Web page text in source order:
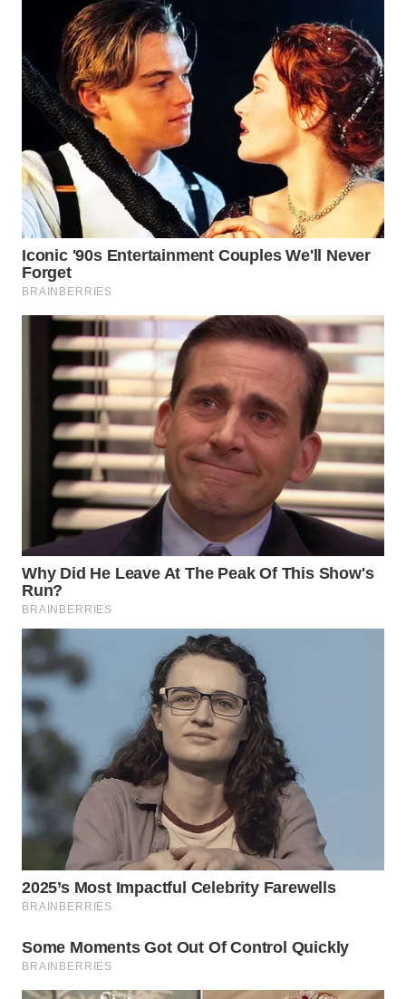
WN
SAMOSIR
WN
PADANG
LAWAS
WN
SUMEDANG
WN
CIANJUR
WN
KEPULAUAN
WN
TANGERANG
WN
BINJAI
WN
CIREBON
WN
INDRAMAYU
WN
KUNINGAN
WN
MAJALENGKA
SUBANG
SUKABUMI
WN
PURWAKARTA